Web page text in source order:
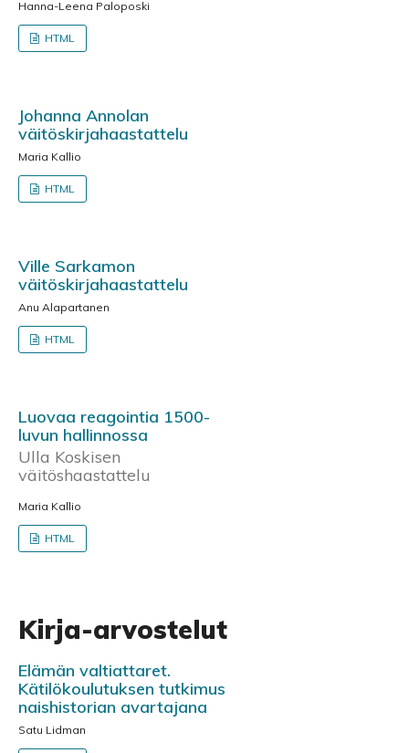
Hanna-Leena Paloposki
HTML
Johanna Annolan
väitöskirjahaastattelu
Maria Kallio
HTML
Ville Sarkamon
väitöskirjahaastattelu
Anu Alapartanen
HTML
Luovaa reagointia 1500-
luvun hallinnossa
Ulla Koskisen
väitöshaastattelu
Maria Kallio
HTML
Kirja-arvostelut
Elämän valtiattaret.
Kätilökoulutuksen tutkimus
naishistorian avartajana
Satu Lidman